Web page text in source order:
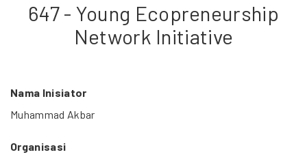
647 - Young Ecopreneurship
Network Initiative
Nama Inisiator
Muhammad Akbar
Organisasi